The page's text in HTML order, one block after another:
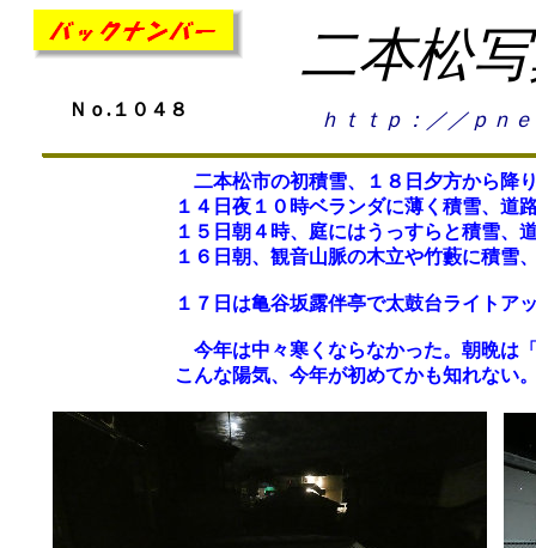
二本松
Ｎｏ.１０４８ ｈｔｔｐ：／／ｐｎ
二本松市の初積雪、１８日夕方から降
１４日夜１０時ベランダに薄く積雪、道
１５日朝４時、庭にはうっすらと積雪、
１６日朝、観音山脈の木立や竹藪に積雪
１７日は亀谷坂露伴亭で太鼓台ライトア
今年は中々寒くならなかった。朝晩は
こんな陽気、今年が初めてかも知れない